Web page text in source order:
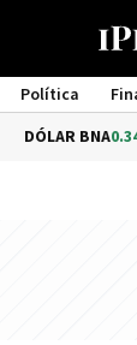
Política
0.34%$1,520.00